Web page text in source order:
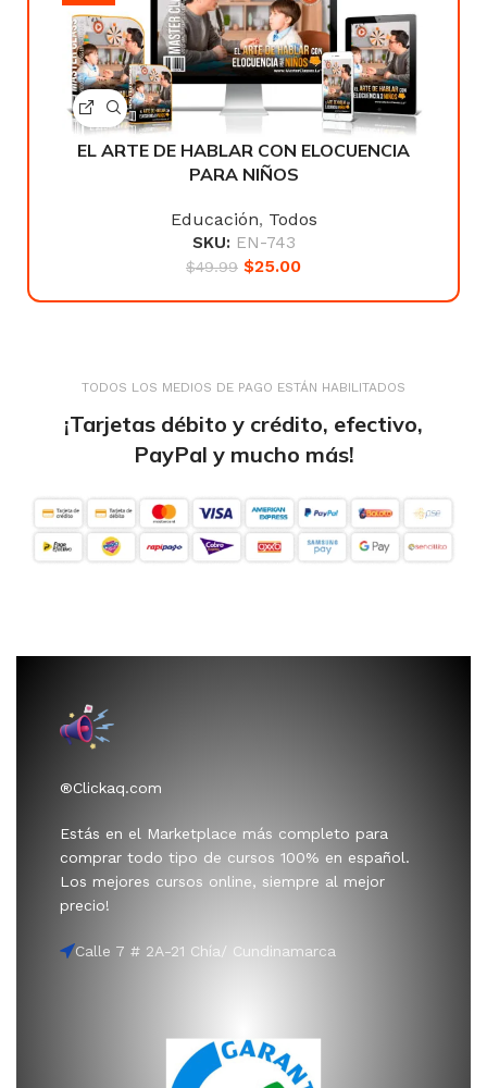
EL ARTE DE HABLAR CON ELOCUENCIA
PARA NIÑOS
Educación, Todos
SKU: EN-743
$49.99 $25.00
TODOS LOS MEDIOS DE PAGO ESTÁN HABILITADOS
¡Tarjetas débito y crédito, efectivo,
PayPal y mucho más!
®Clickaq.com
Estás en el Marketplace más completo para
comprar todo tipo de cursos 100% en español.
Los mejores cursos online, siempre al mejor
precio!
Calle 7 # 2A-21 Chía/ Cundinamarca